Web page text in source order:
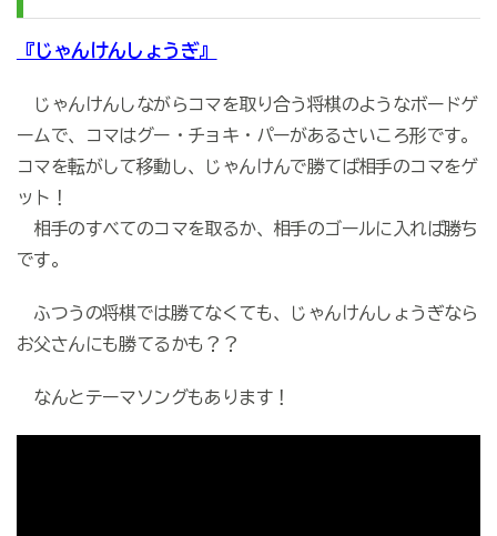
『じゃんけんしょうぎ』
じゃんけんしながらコマを取り合う将棋のようなボードゲ
ームで、コマはグー・チョキ・パーがあるさいころ形です。
コマを転がして移動し、じゃんけんで勝てば相手のコマをゲ
ット！
相手のすべてのコマを取るか、相手のゴールに入れば勝ち
です。
ふつうの将棋では勝てなくても、じゃんけんしょうぎなら
お父さんにも勝てるかも？？
なんとテーマソングもあります！